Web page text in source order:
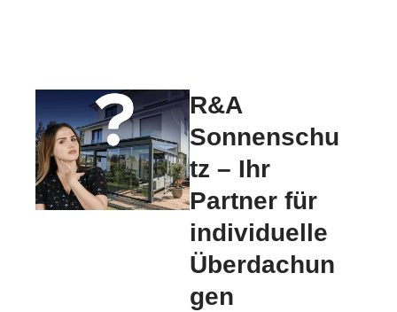
R&A
Sonnenschu
tz – Ihr
Partner für
individuelle
Überdachun
gen